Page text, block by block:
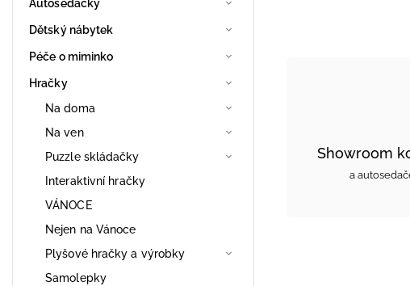
Autosedačky
Dětský nábytek
Péče o miminko
Hračky
Na doma
Na ven
Puzzle skládačky
Interaktivní hračky
VÁNOCE
Nejen na Vánoce
Plyšové hračky a výrobky
Samolepky
Showroom
a